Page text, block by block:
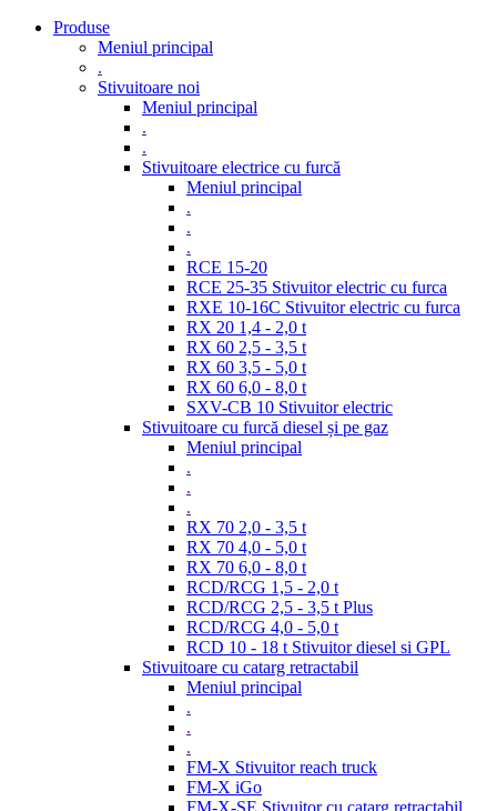
Produse
Meniul principal
.
Stivuitoare noi
Meniul principal
.
.
Stivuitoare electrice cu furcă
Meniul principal
.
.
.
RCE 15-20
RCE 25-35 Stivuitor electric cu furca
RXE 10-16C Stivuitor electric cu furca
RX 20 1,4 - 2,0 t
RX 60 2,5 - 3,5 t
RX 60 3,5 - 5,0 t
RX 60 6,0 - 8,0 t
SXV-CB 10 Stivuitor electric
Stivuitoare cu furcă diesel și pe gaz
Meniul principal
.
.
.
RX 70 2,0 - 3,5 t
RX 70 4,0 - 5,0 t
RX 70 6,0 - 8,0 t
RCD/RCG 1,5 - 2,0 t
RCD/RCG 2,5 - 3,5 t Plus
RCD/RCG 4,0 - 5,0 t
RCD 10 - 18 t Stivuitor diesel si GPL
Stivuitoare cu catarg retractabil
Meniul principal
.
.
.
FM-X Stivuitor reach truck
FM-X iGo
FM-X-SE Stivuitor cu catarg retractabil